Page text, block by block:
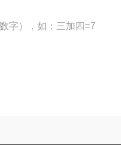
字），如：三加四=7